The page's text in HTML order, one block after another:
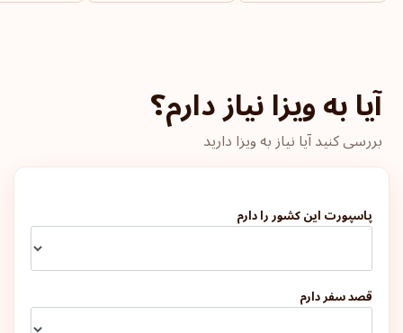
فرانسه
یونان
پرتغال
آیا به ویزا نیاز دارم؟
بررسی کنید آیا نیاز به ویزا دارید
پاسپورت این کشور را دارم
قصد سفر دارم